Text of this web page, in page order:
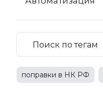
поправки в НК РФ